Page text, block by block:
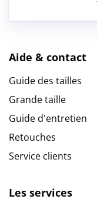
Aide & contact
Guide des tailles
Grande taille
Guide d'entretien
Retouches
Service clients
Les services